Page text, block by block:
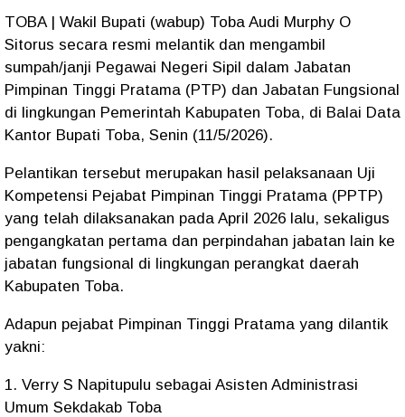
TOBA | Wakil Bupati (wabup) Toba Audi Murphy O
Sitorus secara resmi melantik dan mengambil
sumpah/janji Pegawai Negeri Sipil dalam Jabatan
Pimpinan Tinggi Pratama (PTP) dan Jabatan Fungsional
di lingkungan Pemerintah Kabupaten Toba, di Balai Data
Kantor Bupati Toba, Senin (11/5/2026).
Pelantikan tersebut merupakan hasil pelaksanaan Uji
Kompetensi Pejabat Pimpinan Tinggi Pratama (PPTP)
yang telah dilaksanakan pada April 2026 lalu, sekaligus
pengangkatan pertama dan perpindahan jabatan lain ke
jabatan fungsional di lingkungan perangkat daerah
Kabupaten Toba.
Adapun pejabat Pimpinan Tinggi Pratama yang dilantik
yakni:
1. Verry S Napitupulu sebagai Asisten Administrasi
Umum Sekdakab Toba